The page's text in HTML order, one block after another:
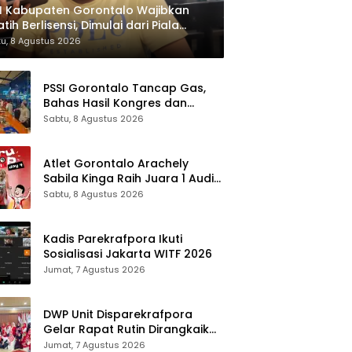
Kabupaten Gorontalo Wajibkan
Berlisensi, Dimulai dari Piala
8 Agustus 2026
PSSI Gorontalo Tancap Gas,
Bahas Hasil Kongres dan
Roadmap Timnas 2030
Sabtu, 8 Agustus 2026
Atlet Gorontalo Arachely
Sabila Kinga Raih Juara 1 Audisi
Umum PB Djarum 2026 di
Sabtu, 8 Agustus 2026
Kadis Parekrafpora Ikuti
Sosialisasi Jakarta WITF 2026
Jumat, 7 Agustus 2026
DWP Unit Disparekrafpora
Gelar Rapat Rutin Dirangkaikan
Edukasi Manajemen Stres
Jumat, 7 Agustus 2026